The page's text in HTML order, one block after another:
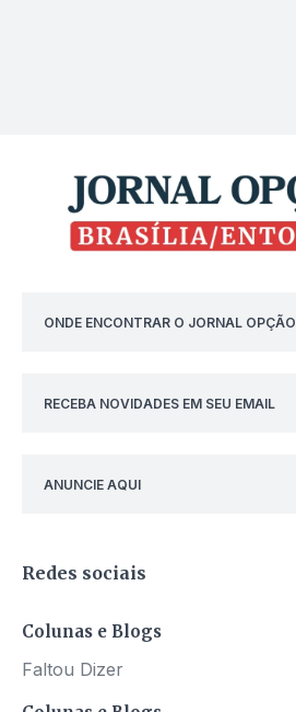
ONDE ENCONTRAR O JORNAL OPÇÃO
RECEBA NOVIDADES EM SEU EMAIL
ANUNCIE AQUI
Redes sociais
Colunas e Blogs
Faltou Dizer